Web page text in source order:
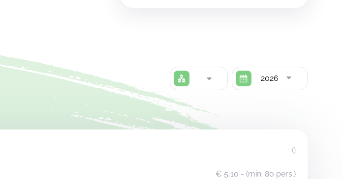
2026
()
€ 5,10 - (min. 80 pers.)